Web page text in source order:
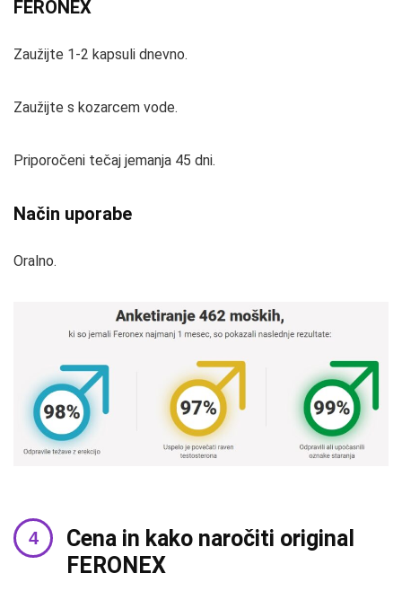
FERONEX
Zaužijte 1-2 kapsuli dnevno.
Zaužijte s kozarcem vode.
Priporočeni tečaj jemanja 45 dni.
Način uporabe
Oralno.
Cena in kako naročiti original
FERONEX